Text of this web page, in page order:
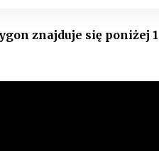
znajduje się poniżej 1